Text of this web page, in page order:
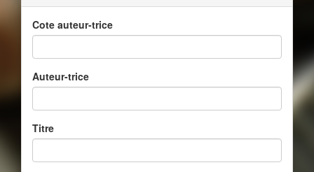
Cote auteur-trice
Auteur-trice
Titre